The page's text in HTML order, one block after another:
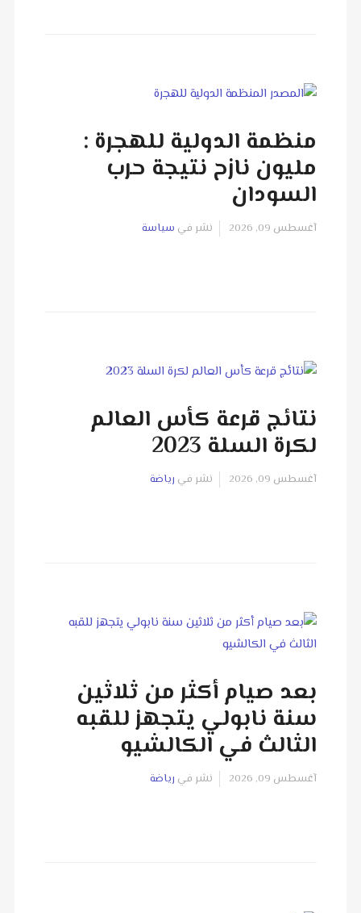
منظمة الدولية للهجرة :
مليون نازح نتيجة حرب
السودان
آغسطس 09, 2026 نشر في سياسة
نتائج قرعة كأس العالم
لكرة السلة 2023
آغسطس 09, 2026 نشر في رياضة
بعد صيام أكثر من ثلاثين
سنة نابولي يتجهز للقبه
الثالث في الكالشيو
آغسطس 09, 2026 نشر في رياضة